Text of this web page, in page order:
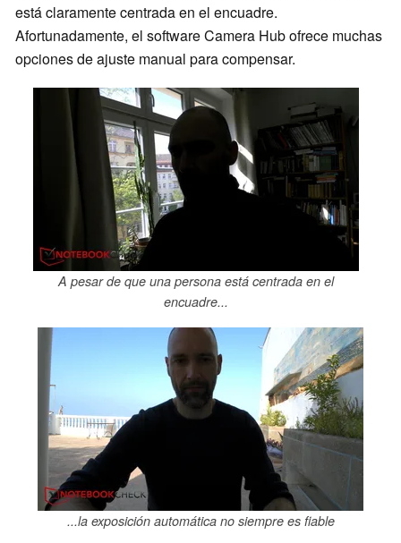
está claramente centrada en el encuadre.
Afortunadamente, el software Camera Hub ofrece muchas
opciones de ajuste manual para compensar.
A pesar de que una persona está centrada en el
encuadre...
...la exposición automática no siempre es fiable